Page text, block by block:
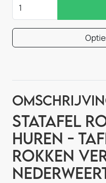
Statafel
Huren -
Rokken